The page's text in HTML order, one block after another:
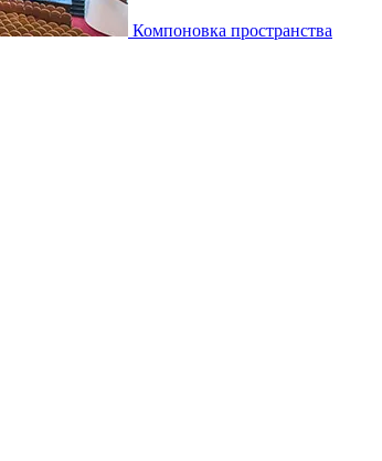
Компоновка пространства